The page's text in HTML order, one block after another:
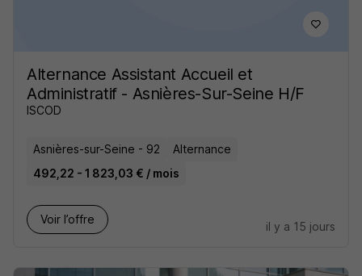
Alternance Assistant Accueil et
Administratif - Asnières-Sur-Seine H/F
ISCOD
Asnières-sur-Seine - 92
Alternance
492,22 - 1 823,03 € / mois
Voir l’offre
il y a 15 jours